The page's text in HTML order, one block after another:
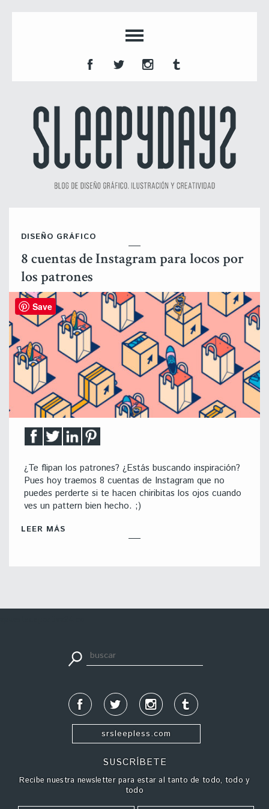
DISEÑO GRÁFICO
8 cuentas de Instagram para locos por
los patrones
¿Te flipan los patrones? ¿Estás buscando inspiración?
Pues hoy traemos 8 cuentas de Instagram que no
puedes perderte si te hacen chiribitas los ojos cuando
ves un pattern bien hecho. ;)
LEER MÁS
srsleepless.com
SUSCRÍBETE
Recibe nuestra newsletter para estar al tanto de todo, todo y
todo
Save